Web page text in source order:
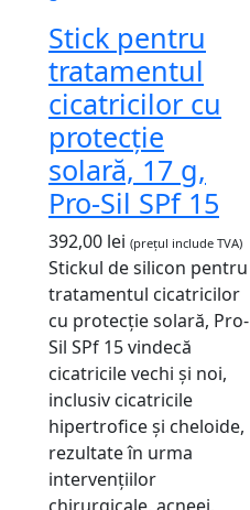
Stick pentru
tratamentul
cicatricilor cu
protecție
solară, 17 g,
Pro-Sil SPf 15
392,00 lei (prețul include TVA)
Stickul de silicon pentru
tratamentul cicatricilor
cu protecție solară, Pro-
Sil SPf 15 vindecă
cicatricile vechi și noi,
inclusiv cicatricile
hipertrofice și cheloide,
rezultate în urma
intervențiilor